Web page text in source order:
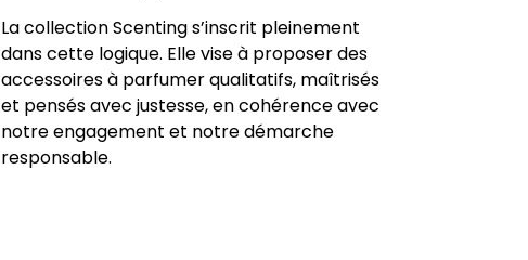
La collection Scenting s’inscrit pleinement
dans cette logique. Elle vise à proposer des
accessoires à parfumer qualitatifs, maîtrisés
et pensés avec justesse, en cohérence avec
notre engagement et notre démarche
responsable.